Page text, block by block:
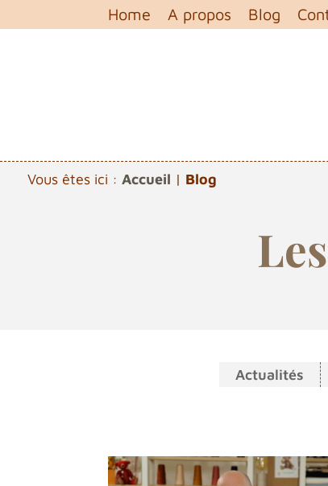
Home A propos Blog
Vous êtes ici : Accueil | Blog
Actualités